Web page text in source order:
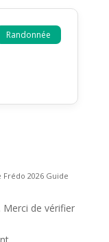
Randonnée
Frédo 2026 Guide
de vérifier